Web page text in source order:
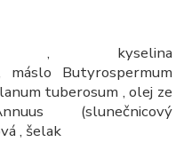
, kyselina
Butyrospermum
tuberosum , olej ze
(slunečnicový
, šelak